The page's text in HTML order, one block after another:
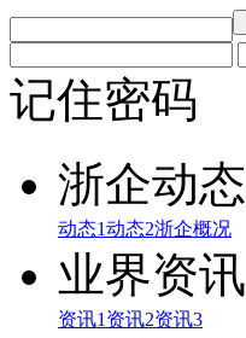
记住密码
浙企动态
动态1动态2浙企概况
业界资讯
资讯1 资讯2资讯3